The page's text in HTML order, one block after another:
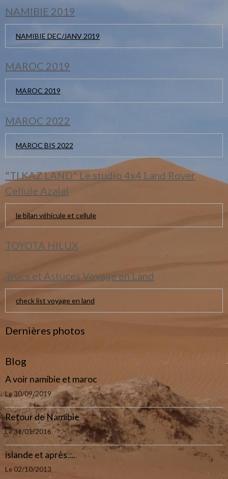
NAMIBIE 2019
NAMIBIE DEC/JANV 2019
MAROC 2019
MAROC 2019
MAROC 2022
MAROC BIS 2022
"TI KAZ LAND" Le studio 4x4 Land Rover
Cellule Azalai
le bilan véhicule et cellule
TOYOTA HILUX
Trucs et Astuces Voyage en Land
check list voyage en land
Dernières photos
Blog
A voir namibie et maroc
Le 30/09/2019
Retour de Namibie
Le 31/01/2016
islande et après....
Le 02/10/2013